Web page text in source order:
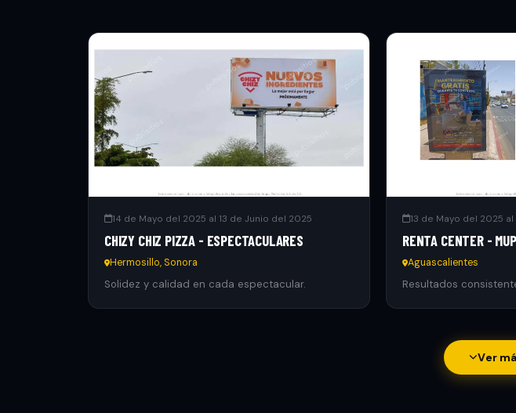
14 de Mayo del 2025 al 13 de Junio del 2025
CHIZY CHIZ PIZZA - ESPECTACULARES
Hermosillo, Sonora
Solidez y calidad en cada espectacular.
13 de Mayo del 2025
RENTA CENTER -
Aguascalientes
Resultados
Ver